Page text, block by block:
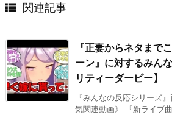
 関連記事
『正妻からネタまで
ーン』に対するみん
リティーダービー】
『みんなの反応シリーズ
気関連動画》 『新ライブ